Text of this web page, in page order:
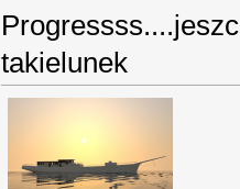
takielunek